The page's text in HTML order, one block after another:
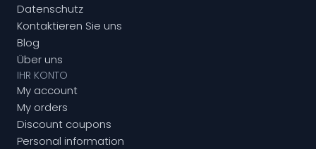
Datenschutz
Kontaktieren Sie uns
Blog
Über uns
IHR KONTO
My account
My orders
Discount coupons
Personal information